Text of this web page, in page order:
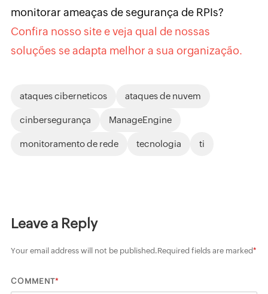
monitorar ameaças de segurança de RPIs?
Confira nosso site e veja qual de nossas
soluções se adapta melhor a sua organização.
ataques ciberneticos ataques de nuvem
cinbersegurança ManageEngine
monitoramento de rede tecnologia ti
Leave a Reply
Your email address will not be published.Required fields are marked*
COMMENT*